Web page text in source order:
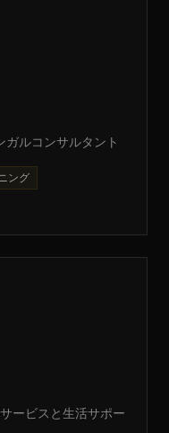
ガルコンサルタント
ング
ービスと生活サポー